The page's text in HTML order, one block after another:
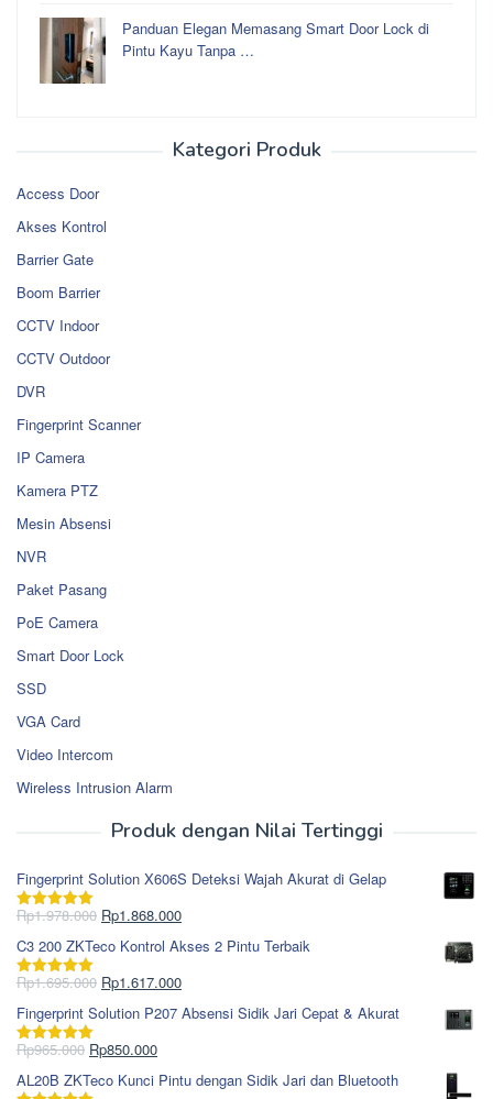
Panduan Elegan Memasang Smart Door Lock di
Pintu Kayu Tanpa …
Kategori Produk
Access Door
Akses Kontrol
Barrier Gate
Boom Barrier
CCTV Indoor
CCTV Outdoor
DVR
Fingerprint Scanner
IP Camera
Kamera PTZ
Mesin Absensi
NVR
Paket Pasang
PoE Camera
Smart Door Lock
SSD
VGA Card
Video Intercom
Wireless Intrusion Alarm
Produk dengan Nilai Tertinggi
Fingerprint Solution X606S Deteksi Wajah Akurat di Gelap
Dinilai5.00
Rp1.978.000 Harga
aslinya
adalah:
Rp1.978.000.
Rp1.868.000Harga
saat
ini
adalah:
C3 200 ZKTeco Kontrol Akses 2 Pintu Terbaik
Dinilai5.00
Rp1.695.000 Harga
aslinya
adalah:
Rp1.695.000.
Rp1.617.000Harga
saat
ini
Fingerprint Solution P207 Absensi Sidik Jari Cepat & Akurat
Dinilai5.00
Rp965.000 Harga
aslinya
adalah:
Rp850.000Harga
saat
ini
AL20B ZKTeco Kunci Pintu dengan Sidik Jari dan Bluetooth